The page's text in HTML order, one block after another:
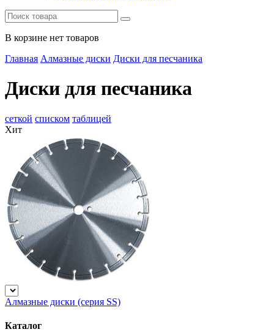
В корзине нет товаров
Главная Алмазные диски Диски для песчаника
Диски для песчаника
сеткой списком таблицей
Хит
Алмазные диски (серия SS)
Каталог